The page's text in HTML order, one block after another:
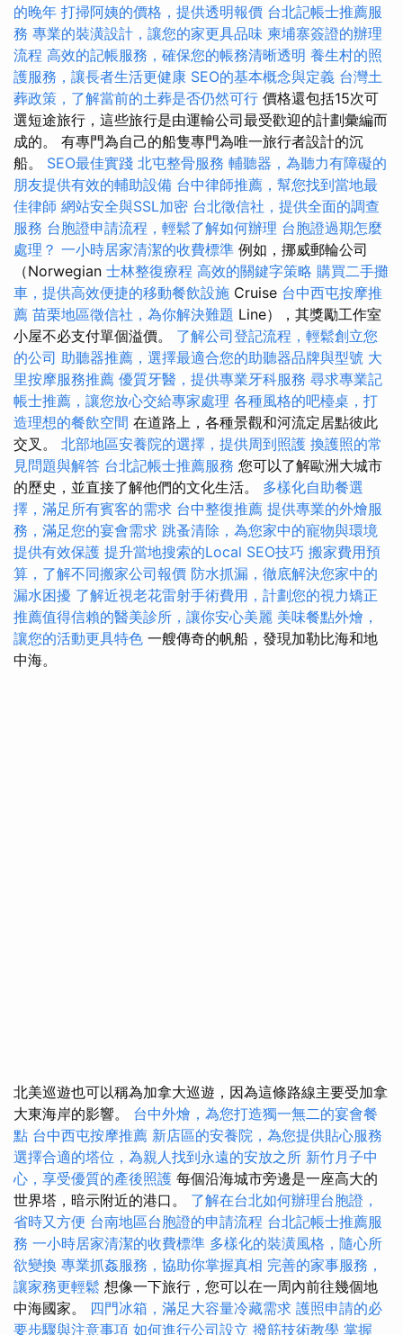
的晚年 打掃阿姨的價格，提供透明報價 台北記帳士推薦服
務 專業的裝潢設計，讓您的家更具品味 柬埔寨簽證的辦理
流程 高效的記帳服務，確保您的帳務清晰透明 養生村的照
護服務，讓長者生活更健康 SEO的基本概念與定義 台灣土
葬政策，了解當前的土葬是否仍然可行 價格還包括15次可
選短途旅行，這些旅行是由運輸公司最受歡迎的計劃彙編而
成的。 有專門為自己的船隻專門為唯一旅行者設計的沉
船。 SEO最佳實踐 北屯整骨服務 輔聽器，為聽力有障礙的
朋友提供有效的輔助設備 台中律師推薦，幫您找到當地最
佳律師 網站安全與SSL加密 台北徵信社，提供全面的調查
服務 台胞證申請流程，輕鬆了解如何辦理 台胞證過期怎麼
處理？ 一小時居家清潔的收費標準 例如，挪威郵輪公司
（Norwegian 士林整復療程 高效的關鍵字策略 購買二手攤
車，提供高效便捷的移動餐飲設施 Cruise 台中西屯按摩推
薦 苗栗地區徵信社，為你解決難題 Line），其獎勵工作室
小屋不必支付單個溢價。 了解公司登記流程，輕鬆創立您
的公司 助聽器推薦，選擇最適合您的助聽器品牌與型號 大
里按摩服務推薦 優質牙醫，提供專業牙科服務 尋求專業記
帳士推薦，讓您放心交給專家處理 各種風格的吧檯桌，打
造理想的餐飲空間 在道路上，各種景觀和河流定居點彼此
交叉。 北部地區安養院的選擇，提供周到照護 換護照的常
見問題與解答 台北記帳士推薦服務 您可以了解歐洲大城市
的歷史，並直接了解他們的文化生活。 多樣化自助餐選
擇，滿足所有賓客的需求 台中整復推薦 提供專業的外燴服
務，滿足您的宴會需求 跳蚤清除，為您家中的寵物與環境
提供有效保護 提升當地搜索的Local SEO技巧 搬家費用預
算，了解不同搬家公司報價 防水抓漏，徹底解決您家中的
漏水困擾 了解近視老花雷射手術費用，計劃您的視力矯正
推薦值得信賴的醫美診所，讓你安心美麗 美味餐點外燴，
讓您的活動更具特色 一艘傳奇的帆船，發現加勒比海和地
中海。
北美巡遊也可以稱為加拿大巡遊，因為這條路線主要受加拿
大東海岸的影響。 台中外燴，為您打造獨一無二的宴會餐
點 台中西屯按摩推薦 新店區的安養院，為您提供貼心服務
選擇合適的塔位，為親人找到永遠的安放之所 新竹月子中
心，享受優質的產後照護 每個沿海城市旁邊是一座高大的
世界塔，暗示附近的港口。 了解在台北如何辦理台胞證，
省時又方便 台南地區台胞證的申請流程 台北記帳士推薦服
務 一小時居家清潔的收費標準 多樣化的裝潢風格，隨心所
欲變換 專業抓姦服務，協助你掌握真相 完善的家事服務，
讓家務更輕鬆 想像一下旅行，您可以在一周內前往幾個地
中海國家。 四門冰箱，滿足大容量冷藏需求 護照申請的必
要步驟與注意事項 如何進行公司設立 撥筋技術教學 掌握